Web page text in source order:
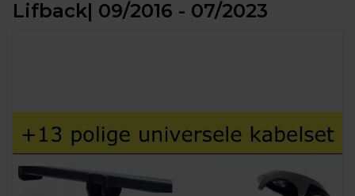
Lifback| 09/2016 - 07/2023